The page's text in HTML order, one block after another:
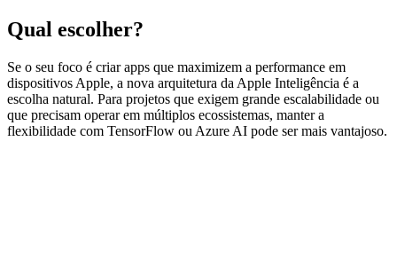
Qual escolher?
Se o seu foco é criar apps que maximizem a performance em
dispositivos Apple, a nova arquitetura da Apple Inteligência é a
escolha natural. Para projetos que exigem grande escalabilidade ou
que precisam operar em múltiplos ecossistemas, manter a
flexibilidade com TensorFlow ou Azure AI pode ser mais vantajoso.